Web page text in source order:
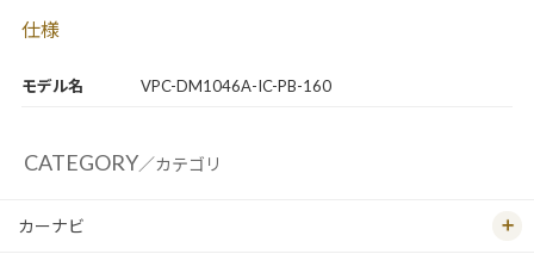
モデル名 VPC-DM1046A-IC-PB-160
仕様
CATEGORY／カテゴリ
カーナビ